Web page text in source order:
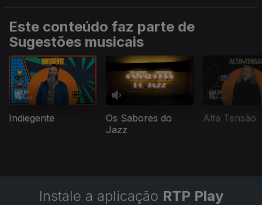
Este conteúdo faz parte de
Sugestões musicais
Indiegente
Os Sabores do
Jazz
Alta Tensão
Instale a aplicação RTP Play